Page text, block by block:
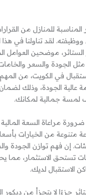
المناسبة للمنازل من
لقد تناولنا في هذا
موضحين العوامل
مثل الجودة والسعر
في الكويت، من المهم
عالية الجودة، وذلك
جمالية لمكانك.
مراعاة السعة المالية
من الخيارات بأسعار
إن فهم توازن الجودة
تستحق الاستثمار، مما
الاستقبال لديك.
جزءًا لا يتجزأ من ديكور